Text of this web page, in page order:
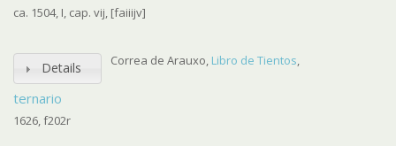
ca. 1504, I, cap. vij, [faiiijv]
Details
ternario
Correa de Arauxo, Libro de Tientos,
1626, f202r